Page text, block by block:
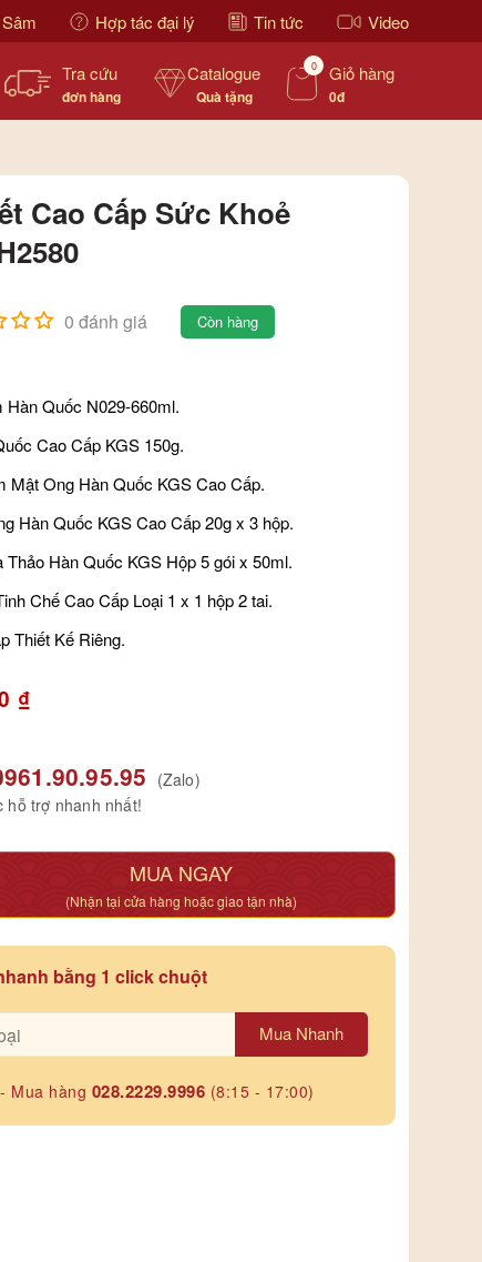
Hợp tác đại lý Tin tức Video
Tra cứu
đơn hàng
Catalogue
Quà tặng
0 Giỏ hàng
0đ
Cao Cấp Sức Khoẻ
0 đánh giá Còn hàng
Quốc N029-660ml.
Cao Cấp KGS 150g.
Mật Ong Hàn Quốc KGS Cao Cấp.
Hàn Quốc KGS Cao Cấp 20g x 3 hộp.
Hàn Quốc KGS Hộp 5 gói x 50ml.
Chế Cao Cấp Loại 1 x 1 hộp 2 tai.
Thiết Kế Riêng.
₫
(Zalo)
hỗ trợ nhanh nhất!
MUA NGAY
(Nhận tại cửa hàng hoặc giao tận nhà)
bằng 1 click chuột
Mua Nhanh
Mua hàng 028.2229.9996 (8:15 - 17:00)